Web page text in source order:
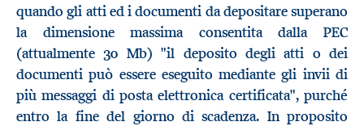
quando gli atti ed i documenti da depositare superano
la dimensione massima consentita dalla PEC
(attualmente 30 Mb) "il deposito degli atti o dei
documenti può essere eseguito mediante gli invii di
più messaggi di posta elettronica certificata", purché
entro la fine del giorno di scadenza. In proposito